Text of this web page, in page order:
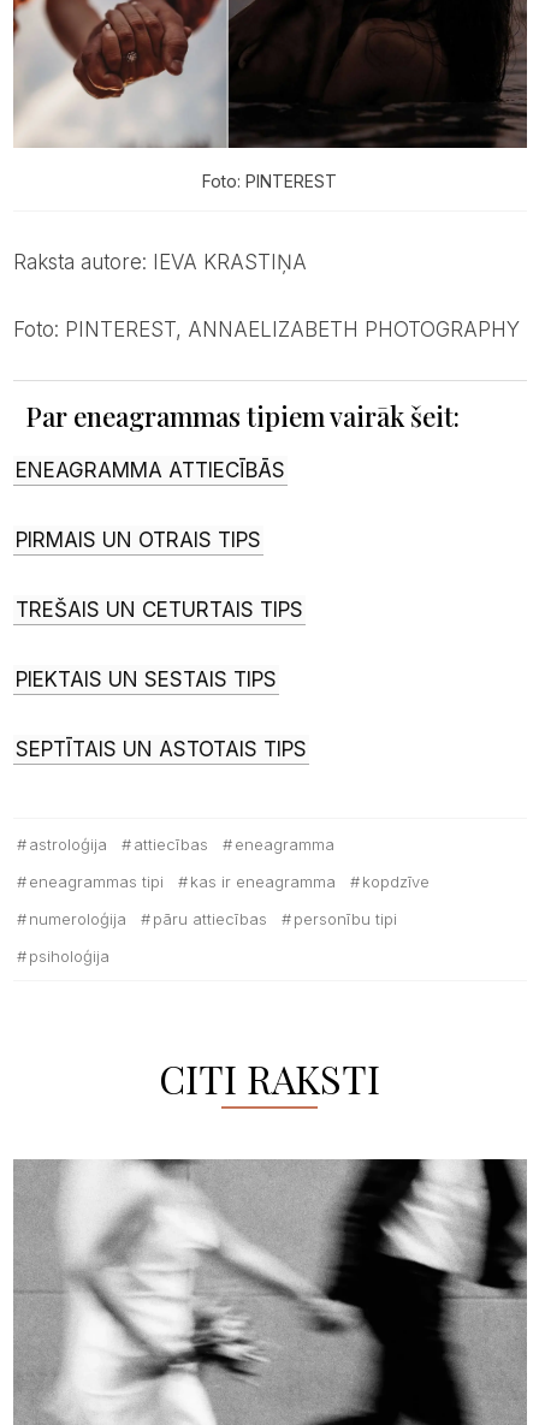
Foto: PINTEREST
Raksta autore: IEVA KRASTIŅA
Foto: PINTEREST, ANNAELIZABETH PHOTOGRAPHY
Par eneagrammas tipiem vairāk šeit:
ENEAGRAMMA ATTIECĪBĀS
PIRMAIS UN OTRAIS TIPS
TREŠAIS UN CETURTAIS TIPS
PIEKTAIS UN SESTAIS TIPS
SEPTĪTAIS UN ASTOTAIS TIPS
astroloģija attiecības
eneagramma
eneagrammas tipi
kas ir eneagramma
kopdzīve
numeroloģija
pāru attiecības
personību tipi
psiholoģija
CITI RAKSTI